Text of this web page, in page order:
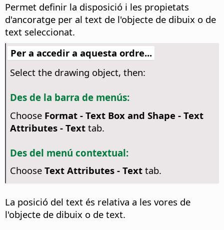
Permet definir la disposició i les propietats
d'ancoratge per al text de l'objecte de dibuix o de
text seleccionat.
Per a accedir a aquesta ordre...
Select the drawing object, then:
Des de la barra de menús:
Choose Format - Text Box and Shape - Text
Attributes- Texttab.
Des del menú contextual:
Choose Text Attributes- Texttab.
La posició del text és relativa a les vores de
l'objecte de dibuix o de text.